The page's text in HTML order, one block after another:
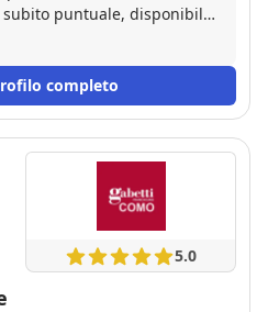
puntuale, disponibile
della pratica,
Consiglio Vito per la sua
capacità di gestire le
completo
5.0